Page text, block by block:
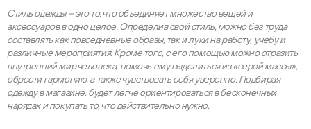
Стиль одежды – это то, что объединяет множество вещей и
аксессуаров в одно целое. Определив свой стиль, можно без труда
составлять как повседневные образы, так и луки на работу, учебу и
различные мероприятия. Кроме того, с его помощью можно отразить
внутренний мир человека, помочь ему выделиться из «серой массы»,
обрести гармонию, а также чувствовать себя уверенно. Подбирая
одежду в магазине, будет легче ориентироваться в бесконечных
нарядах и покупать то, что действительно нужно.